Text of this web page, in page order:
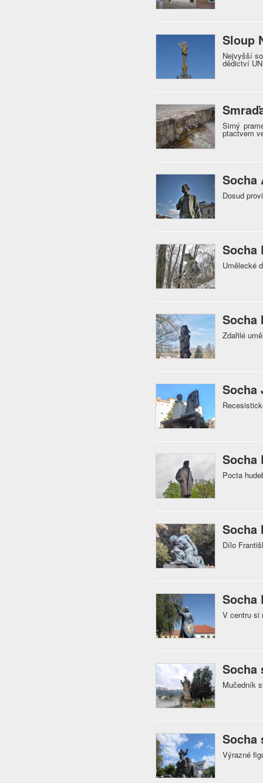
Sloup
Nejvyšší
dědictví
Sirný
ptactvem
Socha
Dosud
Socha
Umělecké
Socha
Zdařilé
Socha
Socha
Pocta
Socha
Dílo
Socha
V centru si
Socha
Mučedník
Socha
Výrazné